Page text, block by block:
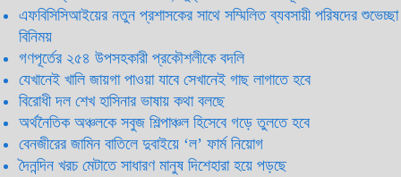
এফবিসিসিআইয়ের নতুন প্রশাসকের সাথে সম্মিলিত ব্যবসায়ী পরিষদের শুভেচ্ছা
বিনিময়
গণপূর্তের ২৫৪ উপসহকারী প্রকৌশলীকে বদলি
যেখানেই খালি জায়গা পাওয়া যাবে সেখানেই গাছ লাগাতে হবে
বিরোধী দল শেখ হাসিনার ভাষায় কথা বলছে
অর্থনৈতিক অঞ্চলকে সবুজ শিল্পাঞ্চল হিসেবে গড়ে তুলতে হবে
বেনজীরের জামিন বাতিলে দুবাইয়ে ‌‘ল’ ফার্ম নিয়োগ
দৈনন্দিন খরচ মেটাতে সাধারণ মানুষ দিশেহারা হয়ে পড়ছে